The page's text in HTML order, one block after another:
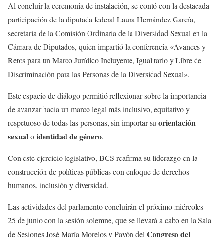
Al concluir la ceremonia de instalación, se contó con la destacada
participación de la diputada federal Laura Hernández García,
secretaria de la Comisión Ordinaria de la Diversidad Sexual en la
Cámara de Diputados, quien impartió la conferencia «Avances y
Retos para un Marco Jurídico Incluyente, Igualitario y Libre de
Discriminación para las Personas de la Diversidad Sexual».
Este espacio de diálogo permitió reflexionar sobre la importancia
de avanzar hacia un marco legal más inclusivo, equitativo y
respetuoso de todas las personas, sin importar suorientación
sexualoidentidad de género.
Con este ejercicio legislativo, BCS reafirma su liderazgo en la
construcción de políticas públicas con enfoque de derechos
humanos, inclusión y diversidad.
Las actividades del parlamento concluirán el próximo miércoles
25 de junio con la sesión solemne, que se llevará a cabo en la Sala
de Sesiones José María Morelos y Pavón delCongreso del